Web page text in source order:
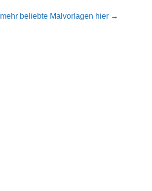
mehr beliebte Malvorlagen hier →